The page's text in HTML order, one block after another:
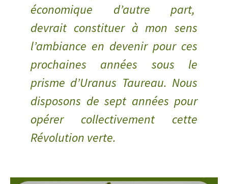
économique d’autre part,
devrait constituer à mon sens
l’ambiance en devenir pour ces
prochaines années sous le
prisme d’Uranus Taureau. Nous
disposons de sept années pour
opérer collectivement cette
Révolution verte.